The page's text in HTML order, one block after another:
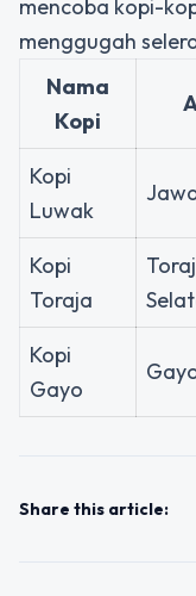
mencoba kopi-
menggugah
Nama
Kopi
Kopi
Luwak
Kopi
Toraja
Kopi
Gayo
Share this article: